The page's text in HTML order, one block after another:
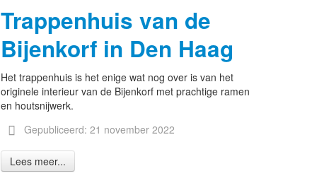
Trappenhuis van de
Bijenkorf in Den Haag
Het trappenhuis is het enige wat nog over is van het
originele interieur van de Bijenkorf met prachtige ramen
en houtsnijwerk.
Gepubliceerd: 21 november 2022
Lees meer...